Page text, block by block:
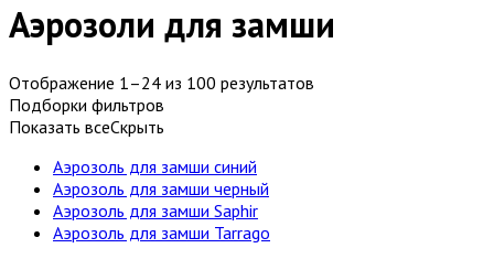
Аэрозоли для замши
Отображение 1–24 из 100 результатов
Подборки фильтров
Показать всеСкрыть
Аэрозоль для замши синий
Аэрозоль для замши черный
Аэрозоль для замши Saphir
Аэрозоль для замши Tarrago